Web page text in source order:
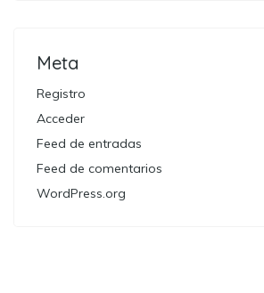
Meta
Registro
Acceder
Feed de entradas
Feed de comentarios
WordPress.org